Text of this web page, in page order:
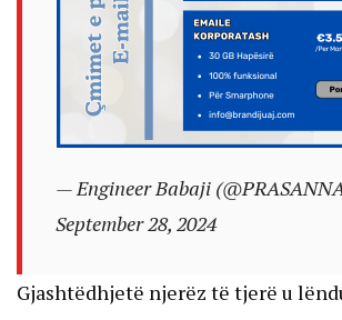
— Engineer Babaji
September 28, 2024
Gjashtëdhjetë njerëz të tjerë u